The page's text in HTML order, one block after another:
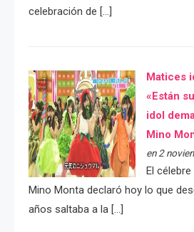
celebración de […]
Matices
«Están
idol
Mino
en 2
El
Mino Monta declaró hoy lo que
años saltaba a la […]